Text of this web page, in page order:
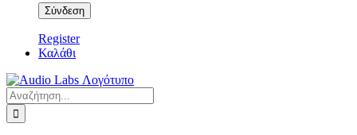
Register
Καλάθι
Αναζήτηση
για: